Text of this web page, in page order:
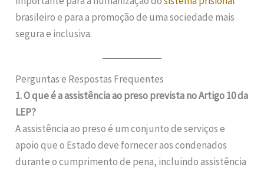
brasileiro e para a promoção de uma sociedade mais
segura e inclusiva.
Perguntas e Respostas Frequentes
1. O que é a assistência ao preso prevista no Artigo 10 da
LEP?
A assistência ao preso é um conjunto de serviços e
apoio que o Estado deve fornecer aos condenados
durante o cumprimento de pena, incluindo assistência